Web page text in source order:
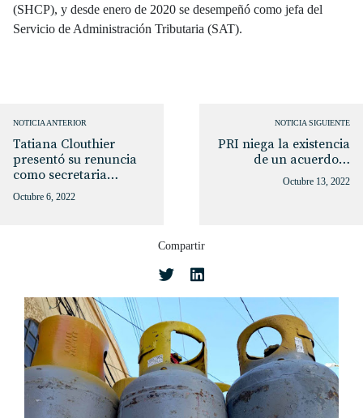
Compartir
(SHCP), y desde enero de 2020 se desempeñó como jefa del
Servicio de Administración Tributaria (SAT).
NOTICIA ANTERIOR
Tatiana Clouthier
presentó su renuncia
como secretaria…
Octubre 6, 2022
NOTICIA SIGUIENTE
PRI niega la existencia
de un acuerdo…
Octubre 13, 2022